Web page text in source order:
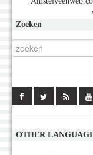
Zoeken
OTHER